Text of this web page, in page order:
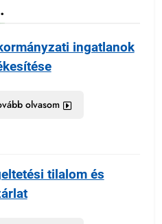
ingatlanok
olvasom
tilalom és